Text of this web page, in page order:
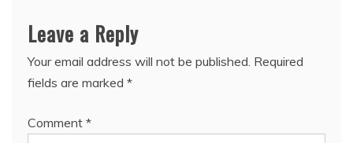
Leave a Reply
Your email address will not be published. Required
fields are marked *
Comment *